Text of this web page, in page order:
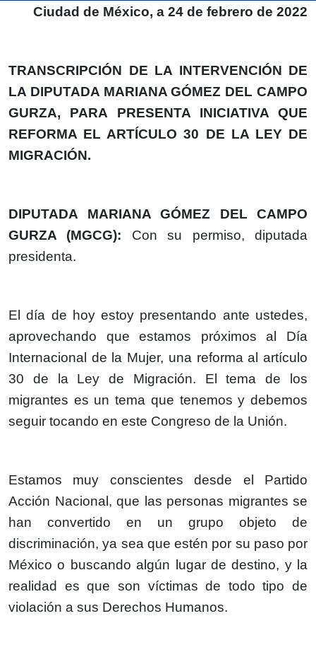
Ciudad de México, a 24 de febrero de 2022
TRANSCRIPCIÓN DE LA INTERVENCIÓN DE
LA DIPUTADA MARIANA GÓMEZ DEL CAMPO
GURZA, PARA PRESENTA INICIATIVA QUE
REFORMA EL ARTÍCULO 30 DE LA LEY DE
MIGRACIÓN.
DIPUTADA MARIANA GÓMEZ DEL CAMPO
GURZA (MGCG): Con su permiso, diputada
presidenta.
El día de hoy estoy presentando ante ustedes,
aprovechando que estamos próximos al Día
Internacional de la Mujer, una reforma al artículo
30 de la Ley de Migración. El tema de los
migrantes es un tema que tenemos y debemos
seguir tocando en este Congreso de la Unión.
Estamos muy conscientes desde el Partido
Acción Nacional, que las personas migrantes se
han convertido en un grupo objeto de
discriminación, ya sea que estén por su paso por
México o buscando algún lugar de destino, y la
realidad es que son víctimas de todo tipo de
violación a sus Derechos Humanos.